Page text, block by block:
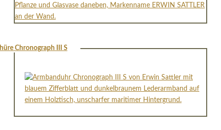
Chronograph III S